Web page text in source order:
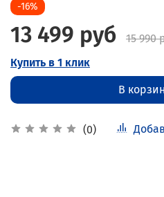
(0)
-16%
13 499 руб
15 990
Купить в 1 клик
В